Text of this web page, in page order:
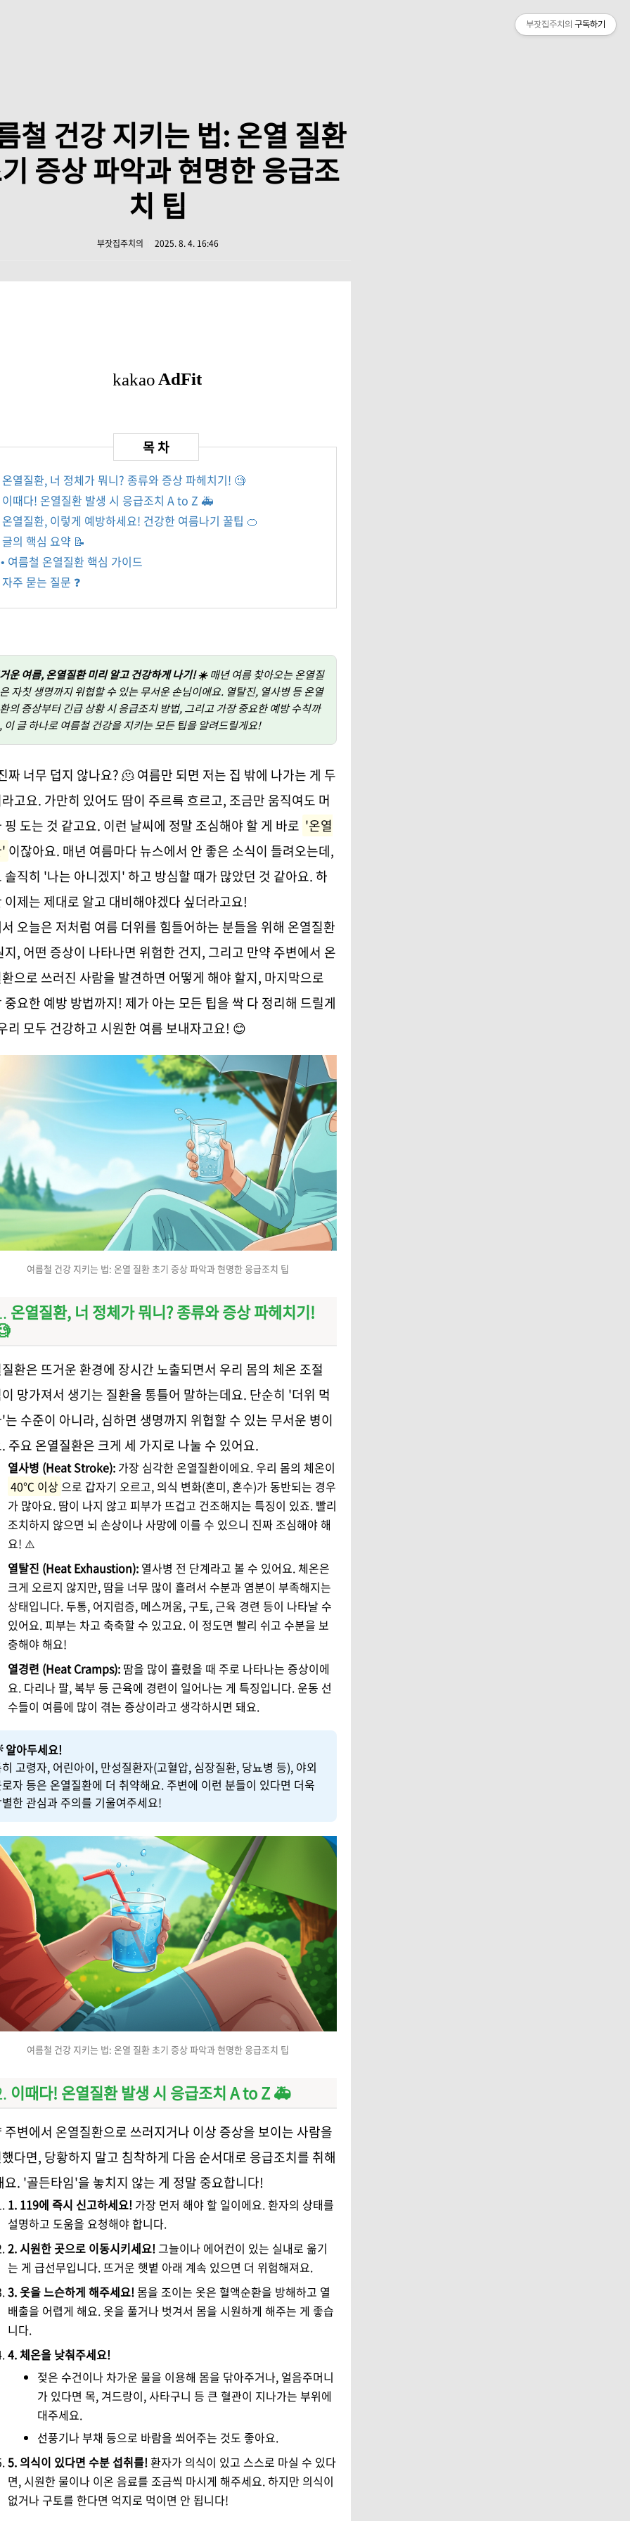
철 건강 지키는 법: 온열 질환
증상 파악과 현명한 응급조
치 팁
부잣집주치의 2025. 8. 4. 16:46
온열질환, 너 정체가 뭐니? 종류와 증상 파헤치기! 🧐
이때다! 온열질환 발생 시 응급조치 A to Z 🚑
온열질환, 이렇게 예방하세요! 건강한 여름나기 꿀팁 🍊
글의 핵심 요약 📝
• 여름철 온열질환 핵심 가이드
자주 묻는 질문 ❓
운 여름, 온열질환 미리 알고 건강하게 나기! ☀️매년 여름 찾아오는 온열질
자칫 생명까지 위협할 수 있는 무서운 손님이에요. 열탈진, 열사병 등 온열
의 증상부터 긴급 상황 시 응급조치 방법, 그리고 가장 중요한 예방 수칙까
이 글 하나로 여름철 건강을 지키는 모든 팁을 알려드릴게요!
짜 너무 덥지 않나요? 🫠 여름만 되면 저는 집 밖에 나가는 게 두
고요. 가만히 있어도 땀이 주르륵 흐르고, 조금만 움직여도 머
핑 도는 것 같고요. 이런 날씨에 정말 조심해야 할 게 바로 '온열
' 이잖아요. 매년 여름마다 뉴스에서 안 좋은 소식이 들려오는데,
솔직히 '나는 아니겠지' 하고 방심할 때가 많았던 것 같아요. 하
이제는 제대로 알고 대비해야겠다 싶더라고요!
오늘은 저처럼 여름 더위를 힘들어하는 분들을 위해 온열질환
지, 어떤 증상이 나타나면 위험한 건지, 그리고 만약 주변에서 온
으로 쓰러진 사람을 발견하면 어떻게 해야 할지, 마지막으로
중요한 예방 방법까지! 제가 아는 모든 팁을 싹 다 정리해 드릴게
리 모두 건강하고 시원한 여름 보내자고요! 😊
여름철 건강 지키는 법: 온열 질환 초기 증상 파악과 현명한 응급조치 팁
온열질환, 너 정체가 뭐니? 종류와 증상 파헤치기!
환은 뜨거운 환경에 장시간 노출되면서 우리 몸의 체온 조절
망가져서 생기는 질환을 통틀어 말하는데요. 단순히 '더위 먹
는 수준이 아니라, 심하면 생명까지 위협할 수 있는 무서운 병이
주요 온열질환은 크게 세 가지로 나눌 수 있어요.
열사병 (Heat Stroke): 가장 심각한 온열질환이에요. 우리 몸의 체온이
40℃ 이상 으로 갑자기 오르고, 의식 변화(혼미, 혼수)가 동반되는 경우
가 많아요. 땀이 나지 않고 피부가 뜨겁고 건조해지는 특징이 있죠. 빨리
조치하지 않으면 뇌 손상이나 사망에 이를 수 있으니 진짜 조심해야 해
요! ⚠️
열탈진 (Heat Exhaustion): 열사병 전 단계라고 볼 수 있어요. 체온은
크게 오르지 않지만, 땀을 너무 많이 흘려서 수분과 염분이 부족해지는
상태입니다. 두통, 어지럼증, 메스꺼움, 구토, 근육 경련 등이 나타날 수
있어요. 피부는 차고 축축할 수 있고요. 이 정도면 빨리 쉬고 수분을 보
충해야 해요!
열경련 (Heat Cramps): 땀을 많이 흘렸을 때 주로 나타나는 증상이에
요. 다리나 팔, 복부 등 근육에 경련이 일어나는 게 특징입니다. 운동 선
수들이 여름에 많이 겪는 증상이라고 생각하시면 돼요.
알아두세요!
고령자, 어린아이, 만성질환자(고혈압, 심장질환, 당뇨병 등), 야외
자 등은 온열질환에 더 취약해요. 주변에 이런 분들이 있다면 더욱
한 관심과 주의를 기울여주세요!
여름철 건강 지키는 법: 온열 질환 초기 증상 파악과 현명한 응급조치 팁
이때다! 온열질환 발생 시 응급조치 A to Z 🚑
주변에서 온열질환으로 쓰러지거나 이상 증상을 보이는 사람을
다면, 당황하지 말고 침착하게 다음 순서대로 응급조치를 취해
요. '골든타임'을 놓치지 않는 게 정말 중요합니다!
1. 119에 즉시 신고하세요! 가장 먼저 해야 할 일이에요. 환자의 상태를
설명하고 도움을 요청해야 합니다.
2. 시원한 곳으로 이동시키세요! 그늘이나 에어컨이 있는 실내로 옮기
는 게 급선무입니다. 뜨거운 햇볕 아래 계속 있으면 더 위험해져요.
3. 옷을 느슨하게 해주세요!몸을 조이는 옷은 혈액순환을 방해하고 열
배출을 어렵게 해요. 옷을 풀거나 벗겨서 몸을 시원하게 해주는 게 좋습
니다.
4. 체온을 낮춰주세요!
젖은 수건이나 차가운 물을 이용해 몸을 닦아주거나, 얼음주머니
가 있다면 목, 겨드랑이, 사타구니 등 큰 혈관이 지나가는 부위에
대주세요.
선풍기나 부채 등으로 바람을 쐬어주는 것도 좋아요.
5. 의식이 있다면 수분 섭취를! 환자가 의식이 있고 스스로 마실 수 있다
면, 시원한 물이나 이온 음료를 조금씩 마시게 해주세요. 하지만 의식이
없거나 구토를 한다면 억지로 먹이면 안 됩니다!
부잣집주치의 구독하기